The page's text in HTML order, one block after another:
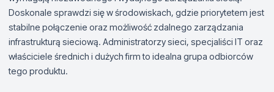
Doskonale sprawdzi się w środowiskach, gdzie priorytetem jest
stabilne połączenie oraz możliwość zdalnego zarządzania
infrastrukturą sieciową. Administratorzy sieci, specjaliści IT oraz
właściciele średnich i dużych firm to idealna grupa odbiorców
tego produktu.